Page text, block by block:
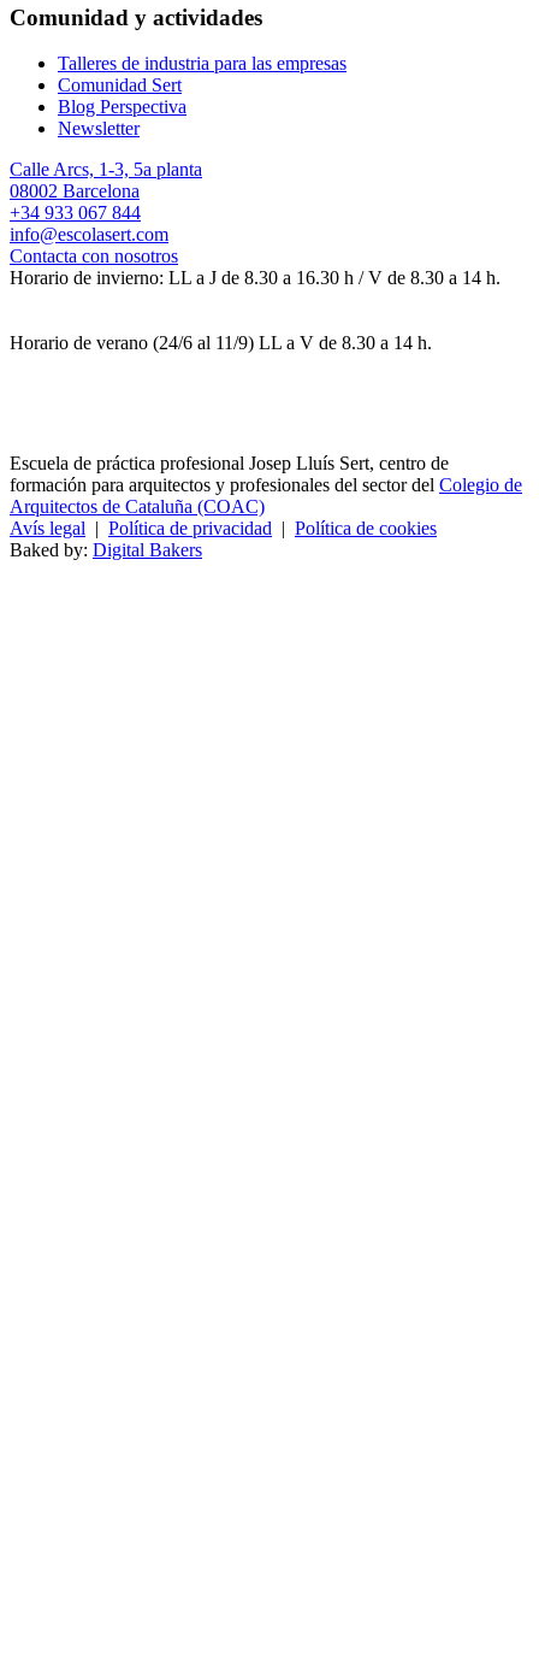
Comunidad y actividades
Talleres de industria para las empresas
Comunidad Sert
Blog Perspectiva
Newsletter
Calle Arcs, 1-3, 5a planta
08002 Barcelona
+34 933 067 844
info@escolasert.com
Contacta con nosotros
Horario de invierno: LL a J de 8.30 a 16.30 h / V de 8.30 a 14 h.
Horario de verano (24/6 al 11/9) LL a V de 8.30 a 14 h.
Escuela de práctica profesional Josep Lluís Sert, centro de
formación para arquitectos y profesionales del sector del Colegio de
Arquitectos de Cataluña (COAC)
Avís legal | Política de privacidad | Política de cookies
Baked by: Digital Bakers